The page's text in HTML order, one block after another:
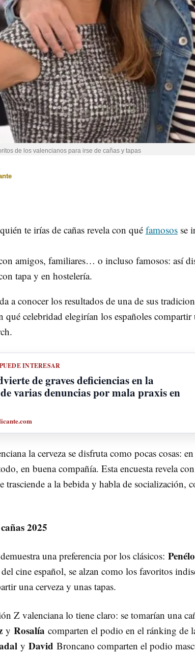
de los valencianos para irse de cañas y tapas
te irías de cañas revela con qué famosos se
amigos, familiares… o incluso famosos: así
tapa y en hostelería.
a conocer los resultados de una de sus
qué celebridad elegirían los españoles
INTERESAR
de graves deficiencias en la
varias denuncias por mala praxis en
la cerveza se disfruta como pocas cosas:
en buena compañía. Esta encuesta revela
trasciende a la bebida y habla de socialización,
2025
una preferencia por los clásicos:
cine español, se alzan como los favoritos
una cerveza y unas tapas.
Z valenciana lo tiene claro: se tomarían una
y Rosalía comparten el podio en el ránking de
y David Broncano comparten el podio